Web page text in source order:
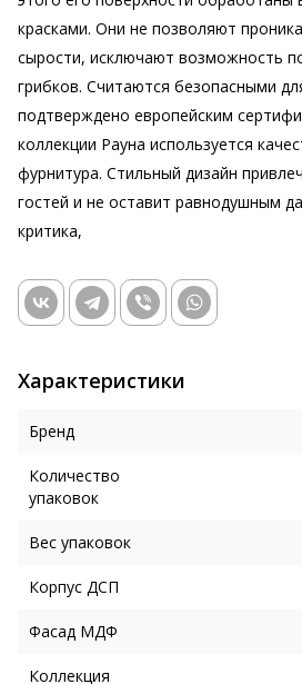
красками. Они не позволяют
сырости, исключают возможность
грибков. Считаются безопасными
подтверждено европейским
коллекции Рауна используется
фурнитура. Стильный дизайн
гостей и не оставит равнодушным
критика,
Характеристики
Бренд
Количество
упаковок
Вес упаковок
Корпус ДСП
Фасад МДФ
Коллекция